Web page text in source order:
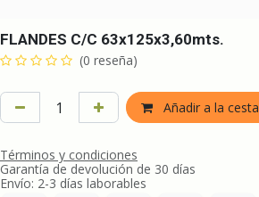
FLANDES C/C 63x125x3,60mts.
(0 reseña)
Añadir a la cesta
Términos y condiciones
Garantía de devolución de 30 días
Envío: 2-3 días laborables